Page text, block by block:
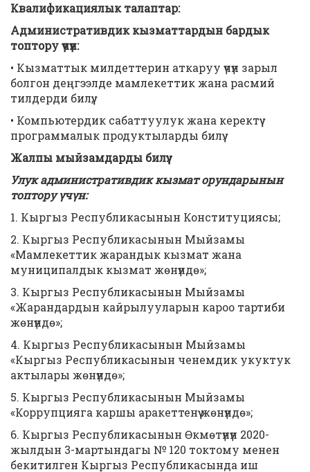
Квалификациялык талаптар:
Административдик кызматтардын бардык
топтору үчүн:
• Кызматтык милдеттерин аткаруу үчүн зарыл
болгон деңгээлде мамлекеттик жана расмий
тилдерди билүү;
• Компьютердик сабаттуулук жана керектүү
программалык продуктыларды билүү.
Жалпы мыйзамдарды билүү:
Улук административдик кызмат орундарынын
топтору үчүн:
1. Кыргыз Республикасынын Конституциясы;
2. Кыргыз Республикасынын Мыйзамы
«Мамлекеттик жарандык кызмат жана
муниципалдык кызмат жөнүндө»;
3. Кыргыз Республикасынын Мыйзамы
«Жарандардын кайрылууларын кароо тартиби
жөнүндө»;
4. Кыргыз Республикасынын Мыйзамы
«Кыргыз Республикасынын ченемдик укуктук
актылары жөнүндө»;
5. Кыргыз Республикасынын Мыйзамы
«Коррупцияга каршы аракеттенүү жөнүндө»;
6. Кыргыз Республикасынын Өкмөтүнүн 2020-
жылдын 3-мартындагы № 120 токтому менен
бекитилген Кыргыз Республикасында иш